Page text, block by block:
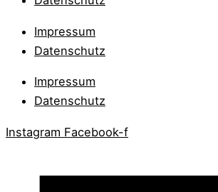
Impressum
Datenschutz
Impressum
Datenschutz
Instagram Facebook-f